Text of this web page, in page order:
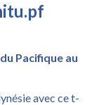
Pacifique au
avec ce t-